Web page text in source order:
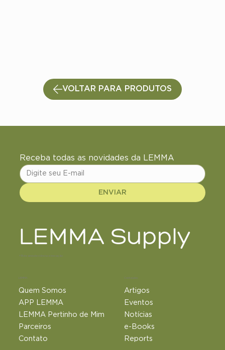
VOLTAR PARA PRODUTOS
Receba todas as novidades da LEMMA
ENVIAR
LEMMA Supply
+18 de anos de ciência e inovação
LEMMA
Quem Somos
APP LEMMA
LEMMA Pertinho de Mim
Parceiros
Contato
Conteúdos
Artigos
Eventos
Notícias
e-Books
Reports